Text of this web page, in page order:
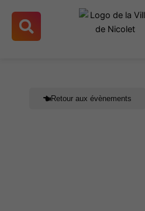
contenu
Retour aux évènements